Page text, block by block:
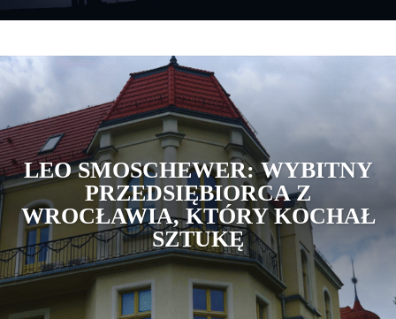
LEO SMOSCHEWER: WYBITNY
PRZEDSIĘBIORCA Z
WROCŁAWIA, KTÓRY KOCHAŁ
SZTUKĘ